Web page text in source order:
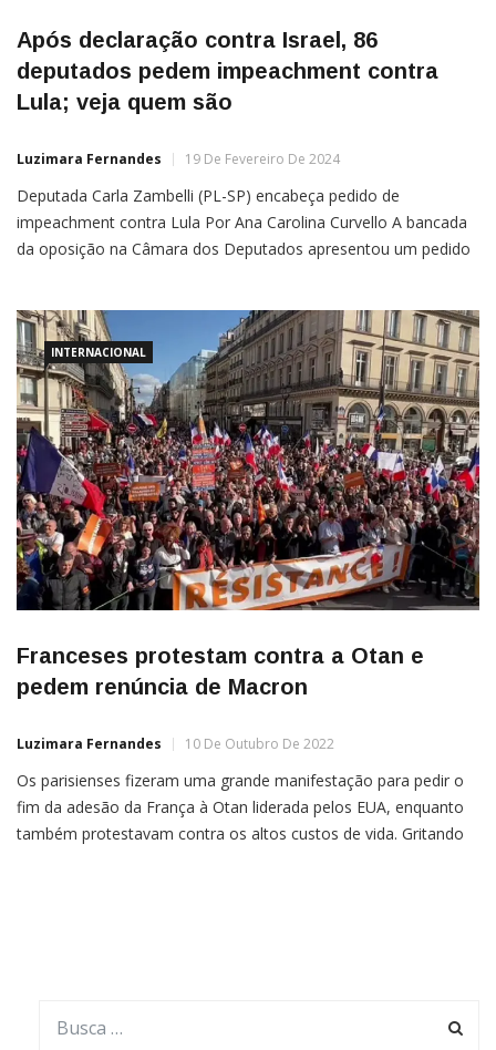
Após declaração contra Israel, 86
deputados pedem impeachment contra
Lula; veja quem são
Luzimara Fernandes 19 De Fevereiro De 2024
Deputada Carla Zambelli (PL-SP) encabeça pedido de
impeachment contra Lula Por Ana Carolina Curvello A bancada
da oposição na Câmara dos Deputados apresentou um pedido
terrorista Hamas na Faixa de Gaza ao Holocausto. Até o […]
INTERNACIONAL
Franceses protestam contra a Otan e
pedem renúncia de Macron
Luzimara Fernandes 10 De Outubro De 2022
Os parisienses fizeram uma grande manifestação para pedir o
fim da adesão da França à Otan liderada pelos EUA, enquanto
também protestavam contra os altos custos de vida. Gritando